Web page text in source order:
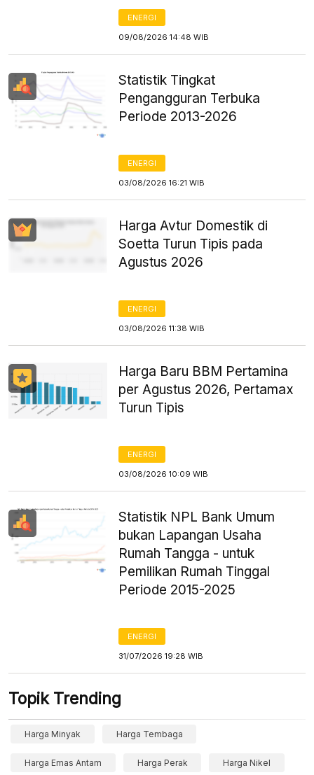
ENERGI
09/08/2026 14:48 WIB
Statistik Tingkat
Pengangguran Terbuka
Periode 2013-2026
ENERGI
03/08/2026 16:21 WIB
Harga Avtur Domestik di
Soetta Turun Tipis pada
Agustus 2026
ENERGI
03/08/2026 11:38 WIB
Harga Baru BBM Pertamina
per Agustus 2026, Pertamax
Turun Tipis
ENERGI
03/08/2026 10:09 WIB
Statistik NPL Bank Umum
bukan Lapangan Usaha
Rumah Tangga - untuk
Pemilikan Rumah Tinggal
Periode 2015-2025
ENERGI
31/07/2026 19:28 WIB
Topik Trending
Harga Minyak Harga Tembaga
Harga Emas Antam Harga Perak Harga Nikel